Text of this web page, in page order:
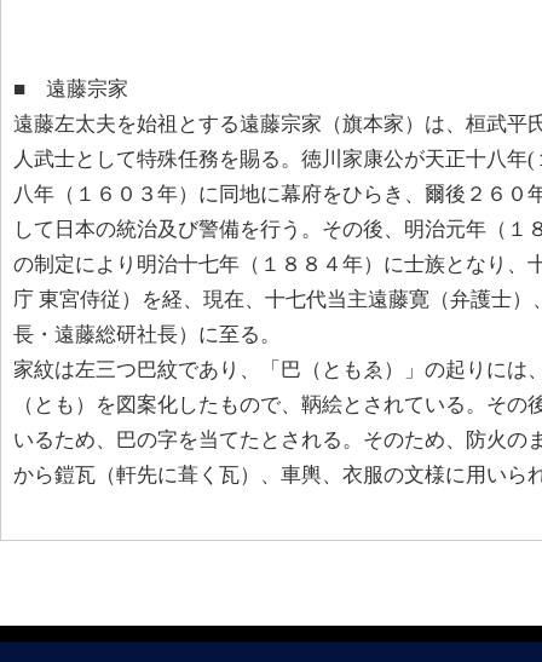
■ 遠藤宗家
遠藤左太夫を始祖とする遠藤宗家（旗本家）は、桓武平
人武士として特殊任務を賜る。徳川家康公が天正十八年
八年（１６０３年）に同地に幕府をひらき、爾後２６０
して日本の統治及び警備を行う。その後、明治元年（１
の制定により明治十七年（１８８４年）に士族となり、
庁 東宮侍従）を経、現在、十七代当主遠藤寛（弁護士
長・遠藤総研社長）に至る。
家紋は左三つ巴紋であり、「巴（ともゑ）」の起りには
（とも）を図案化したもので、鞆絵とされている。そ
いるため、巴の字を当てたとされる。そのため、防火の
から鎧瓦（軒先に葺く瓦）、車輿、衣服の文様に用いら